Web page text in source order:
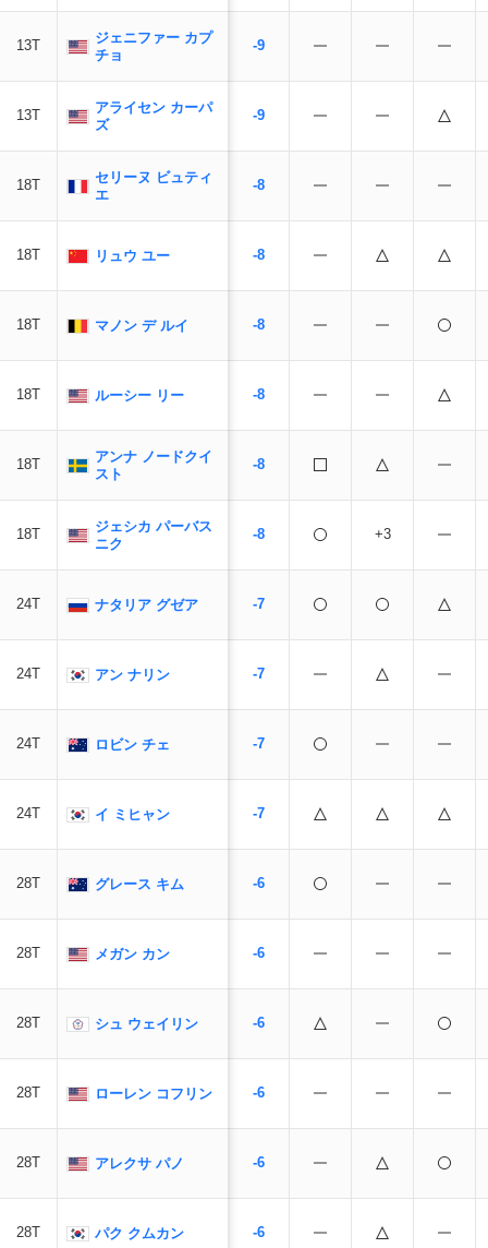
13T
ジェニファー カプ
チョ
13T
アライセン カーパ
ズ
18T
セリーヌ ビュティ
エ
18T リュウ ユー
18T マノン デ ルイ
18T ルーシー リー
18T
アンナ ノードクイ
スト
18T
ジェシカ パーバス
ニク
24T ナタリア グゼア
24T アン ナリン
24T ロビン チェ
24T イ ミヒャン
28T グレース キム
28T メガン カン
28T シュ ウェイリン
28T ローレン コフリン
28T アレクサ パノ
28T パク クムカン
-9
-9
-8
-8
-8
-8
-8
-8 +3
-7
-7
-7
-7
-6
-6
-6
-6
-6
-6